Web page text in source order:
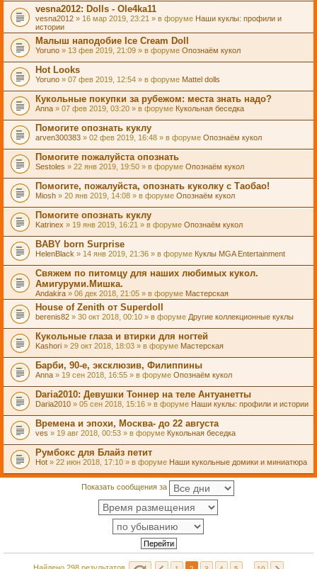
vesna2012: Dolls - Ole4ka11
vesna2012 » 16 мар 2019, 23:21 » в форуме Наши куклы: профили и
истории
Малыш наподобие Ice Cream Doll
Yoruno » 13 фев 2019, 21:09 » в форуме Опознаём кукол
Hot Looks
Yoruno » 07 фев 2019, 12:54 » в форуме Mattel dolls
Кукольные покупки за рубежом: места знать надо?
Anna » 07 фев 2019, 03:20 » в форуме Кукольная беседка
Помогите опознать куклу
arven300383 » 02 фев 2019, 16:48 » в форуме Опознаём кукол
Помогите пожалуйста опознать
Sestoles » 22 янв 2019, 19:50 » в форуме Опознаём кукол
Помогите, пожалуйста, опознать куколку с Таобао!
Miosh » 20 янв 2019, 14:08 » в форуме Опознаём кукол
Помогите опознать куклу
Katrinex » 19 янв 2019, 16:21 » в форуме Опознаём кукол
BABY born Surprise
HelenBlack » 14 янв 2019, 21:36 » в форуме Куклы MGA Entertainment
Свяжем по питомцу для наших любимых кукол.
Амигуруми.Мишка.
Andakira » 06 дек 2018, 21:05 » в форуме Мастерская
House of Zenith от Superdoll
berenis82 » 30 окт 2018, 00:10 » в форуме Другие коллекционные куклы
Кукольные глаза и втирки для ногтей
Kashori » 29 окт 2018, 18:03 » в форуме Мастерская
Барби, 90-е, эксклюзив, Филиппины
Anna » 19 сен 2018, 16:55 » в форуме Опознаём кукол
Daria2010: Девушки Тоннер на теле Антуанетты
Daria2010 » 05 сен 2018, 15:16 » в форуме Наши куклы: профили и истории
Времена и эпохи, Москва- до 22 августа
ves » 19 авг 2018, 00:53 » в форуме Кукольная беседка
Румбокс для Блайз петит
Hot » 22 июн 2018, 17:10 » в форуме Наши кукольные домики и миниатюра
Показать сообщения за